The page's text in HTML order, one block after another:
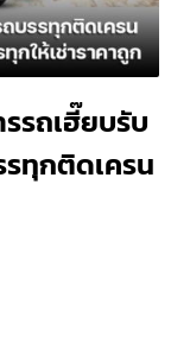
รถเฮี๊ยบรับ
รทุกติดเครน